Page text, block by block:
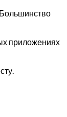
приложениях